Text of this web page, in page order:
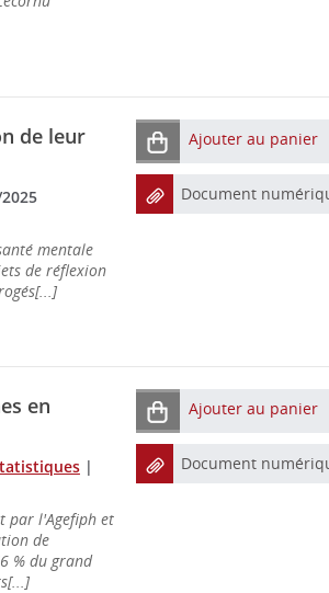
de leur
mentale
de réflexion
Ajouter au panier
Document
en
|
par l'Agefiph et
de
% du grand
Ajouter au panier
Document